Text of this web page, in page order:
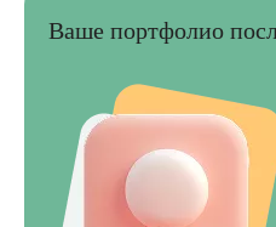
Ваше портфолио